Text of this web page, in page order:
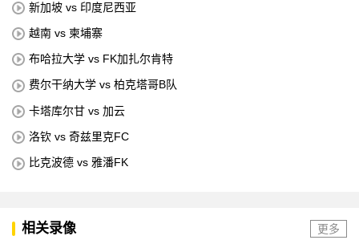
新加坡 vs 印度尼西亚
越南 vs 柬埔寨
布哈拉大学 vs FK加扎尔肯特
费尔干纳大学 vs 柏克塔哥B队
卡塔库尔甘 vs 加云
洛钦 vs 奇兹里克FC
比克波德 vs 雅潘FK
相关录像 更多